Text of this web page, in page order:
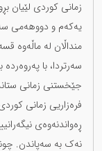
زمانی کوردی لێیان
یەکەم و دووهەمی
منداڵان لە ماڵەوە
سەرتردا، با
جێخستنی زمانی
فرەزاریی زمانی
ڕەواندنەوەی
نەک بە سەپاندن.